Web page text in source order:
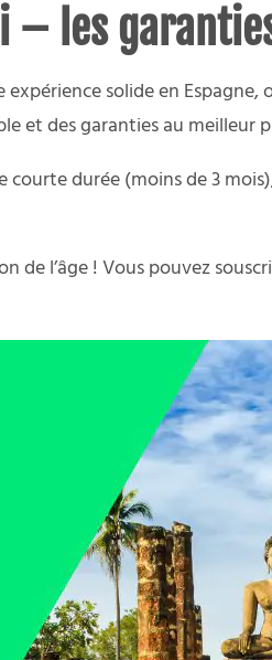
– les
solide en Espagne,
et des garanties au meilleur
durée (moins de 3
l’âge ! Vous pouvez